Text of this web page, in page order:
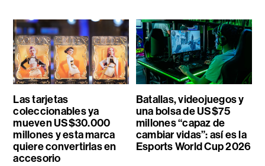
Las tarjetas
coleccionables ya
mueven US$30.000
millones y esta marca
quiere convertirlas en
accesorio
Batallas, videojuegos y
una bolsa de US$75
millones “capaz de
cambiar vidas”: así es la
Esports World Cup 2026